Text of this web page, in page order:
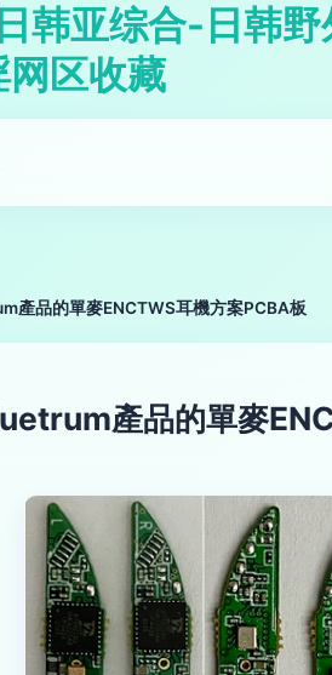
韩亚综合-日韩
区收藏
產品的單麥ENCTWS耳機方案PCBA板
產品的單麥